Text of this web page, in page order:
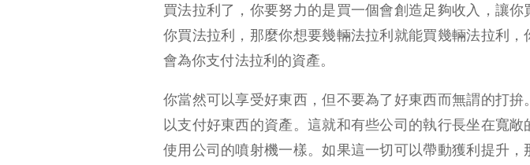
買法拉利了，你要努力的是買一個會創造足夠收入，讓
你買法拉利，那麼你想要幾輛法拉利就能買幾輛法拉利
會為你支付法拉利的資產。
你當然可以享受好東西，但不要為了好東西而無謂的打拚。
以支付好東西的資產。 這就和有些公司的執行長坐在寬
使用公司的噴射機一樣。如果這一切可以帶動獲利提升